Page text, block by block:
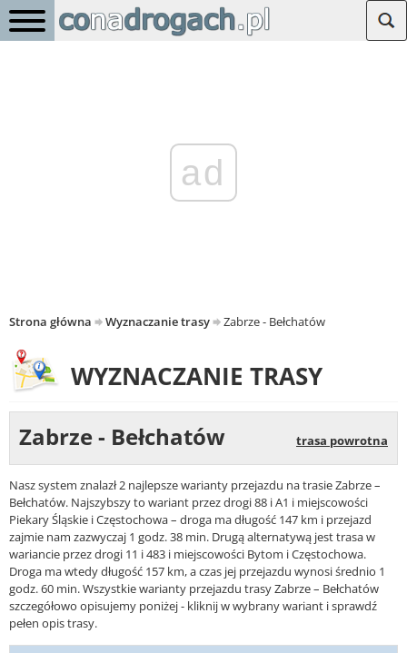
ad
Strona główna Wyznaczanie trasy Zabrze - Bełchatów
WYZNACZANIE TRASY
Zabrze - Bełchatów trasa powrotna
Nasz system znalazł 2 najlepsze warianty przejazdu na trasie Zabrze –
Bełchatów. Najszybszy to wariant przez drogi 88 i A1 i miejscowości
Piekary Śląskie i Częstochowa – droga ma długość 147 km i przejazd
zajmie nam zazwyczaj 1 godz. 38 min. Drugą alternatywą jest trasa w
wariancie przez drogi 11 i 483 i miejscowości Bytom i Częstochowa.
Droga ma wtedy długość 157 km, a czas jej przejazdu wynosi średnio 1
godz. 60 min. Wszystkie warianty przejazdu trasy Zabrze – Bełchatów
szczegółowo opisujemy poniżej - kliknij w wybrany wariant i sprawdź
pełen opis trasy.